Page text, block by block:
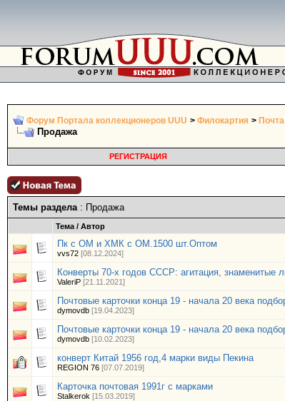
Форум Портала коллекционеров UUU > Филокартия >
Продажа
РЕГИСТРАЦИЯ
Темы раздела: Продажа
Тема / Автор
Пк с ОМ и ХМК с ОМ.1500 шт.Оптом
vvs72 [08.12.2024]
Конверты 70-х годов СССР: агитация, знаменитые
ValeriP [21.11.2021]
Почтовые карточки конца 19 - начала 20 века
dymovdb [19.04.2023]
Почтовые карточки конца 19 - начала 20 века
dymovdb [10.02.2023]
конверт Китай 1956 год,4 марки виды Пекина
REGION 76 [07.07.2019]
Карточка почтовая 1991г с марками
Stalkerok [15.03.2019]